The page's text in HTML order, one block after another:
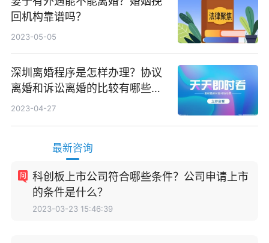
回机构靠谱吗？
2023-05-05
深圳离婚程序是怎样办理？协议
离婚和诉讼离婚的比较有哪些不
同？
2023-04-27
最新咨询
科创板上市公司符合哪些条件？公司申请上市
的条件是什么？
2023-03-23 15:46:39